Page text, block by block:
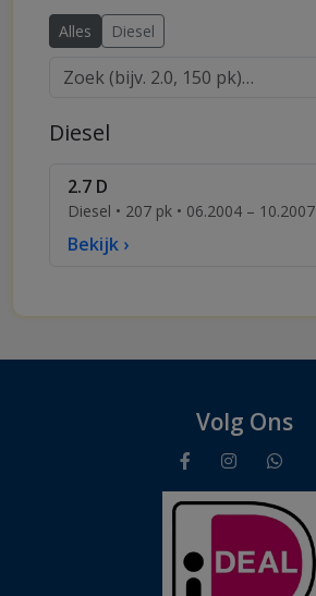
Alles Diesel
Diesel
2.7 D
Diesel • 207 pk • 06.2004 – 10.2007
Bekijk ›
Volg Ons